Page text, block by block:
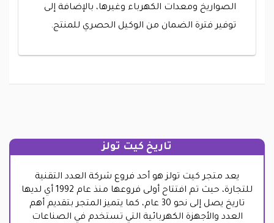
الصواريخ ومعدات الكهرباء وغيرها، بالإضافة إلى
توفير فترة الضمان من الوكيل الحصري للمنتج.
تاريخ كيت تولز
يعد متجر كيت تولز هو أحد فروع شركة العدد التقنية
للتجارة، حيث تم افتتاح أولى فروعها منذ عام 1992 أي لديها
تاريخ يصل إلى نحو 30 عام، كما يتميز المتجر بتقديم أهم
العدد والأجهزة الكهربائية التي تستخدم في الصناعات